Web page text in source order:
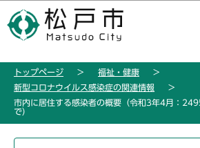
の
ー
このページの本文へ
トップページ
福祉・健康
新型コロナウイルス感染症の関連情報
市内に居住する感染者の概要（令和3年4月：
で）